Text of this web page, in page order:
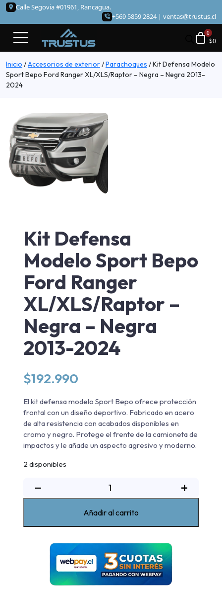
Calle Segovia #01961, Rancagua.
+569 5859 2824 | ventas@trustus.cl
$0
Inicio /Accesorios de exterior/Parachoques /Kit Defensa Modelo
Sport Bepo Ford Ranger XL/XLS/Raptor – Negra – Negra 2013-
2024
Kit Defensa
Modelo Sport Bepo
Ford Ranger
XL/XLS/Raptor –
Negra – Negra
2013-2024
$192.990
El kit defensa modelo Sport Bepo ofrece protección
frontal con un diseño deportivo. Fabricado en acero
de alta resistencia con acabados disponibles en
cromo y negro. Protege el frente de la camioneta de
impactos y le añade un aspecto agresivo y moderno.
2 disponibles
−
Ford
Ranger
XL/XLS/Raptor
-
+
Añadir al carrito